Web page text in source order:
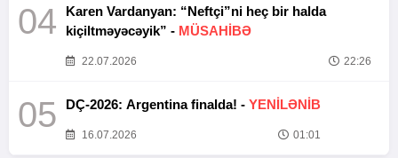
04
Karen Vardanyan: “Neftçi”ni heç bir halda
kiçiltməyəcəyik” - MÜSAHİBƏ
22.07.2026 22:26
05 DÇ-2026: Argentina finalda! - YENİLƏNİB
16.07.2026 01:01